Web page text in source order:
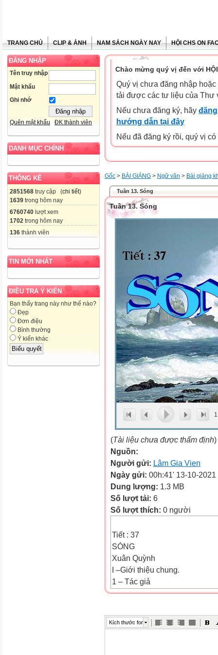
TRANG CHỦ CLIP & ẢNH NAM SÁCH NGÀY NAY HỘI CHS ON
ĐĂNG NHẬP
Tên truy nhập
Mật khẩu
Ghi nhớ
Quên mật khẩu ĐK thành viên
DANH MỤC CHÍNH
THỐNG KÊ
2851568 truy cập (chi tiết)
1639 trong hôm nay
6760740 lượt xem
1702 trong hôm nay
136 thành viên
TIN MỚI NHẤT
ĐIỀU TRA Ý KIẾN
Bạn thấy trang này như thế nào?
Đẹp
Đơn điệu
Bình thường
Ý kiến khác
Chào mừng quý vị đến với HỘI
Quý vị chưa đăng nhập
tải được các tư liệu của Thư
Nếu chưa đăng ký, hãy
hướng dẫn tại đây
Nếu đã đăng ký rồi, quý vị
Gốc > BÀI GIẢNG > Ngữ văn > Bài giảng
Tuần 13. Sóng
Tuần 13. Sóng
1
(Tài liệu chưa được thẩm định)
Nguồn:
Người gửi: Lâm Gia Vien
Ngày gửi: 00h:41' 13-10-2021
Dung lượng: 1.3 MB
Số lượt tải: 6
Số lượt thích: 0 người
Tiết : 37
SÓNG
Xuân Quỳnh
I –Giới thiệu chung.
1 – Tác giả
- Tên khai sinh: Nguyễn Thị
- Xuất thân: gia đình công
thương yêu, mái ấm gia đình,
Kích thước font